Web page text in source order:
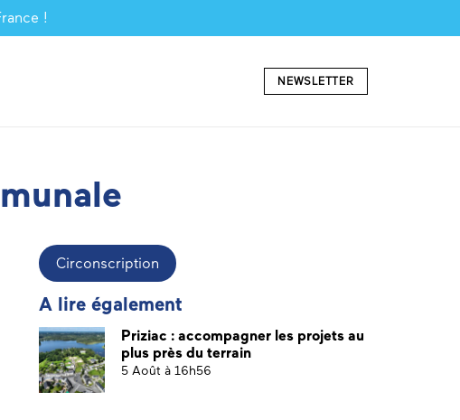
!
NEWSLETTER
Circonscription
A lire également
Priziac : accompagner les projets au
plus près du terrain
5 Août à 16h56